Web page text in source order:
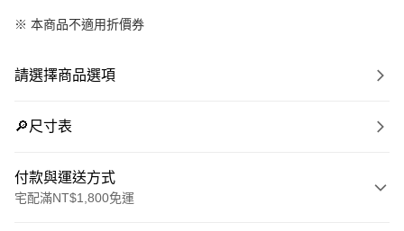
※ 本商品不適用折價券
請選擇商品選項
🔎尺寸表
付款與運送方式
宅配滿NT$1,800免運